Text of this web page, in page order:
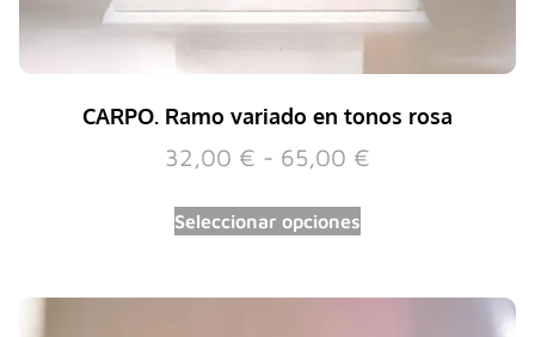
CARPO. Ramo variado en tonos rosa
32,00 € - 65,00 €
Seleccionar opciones